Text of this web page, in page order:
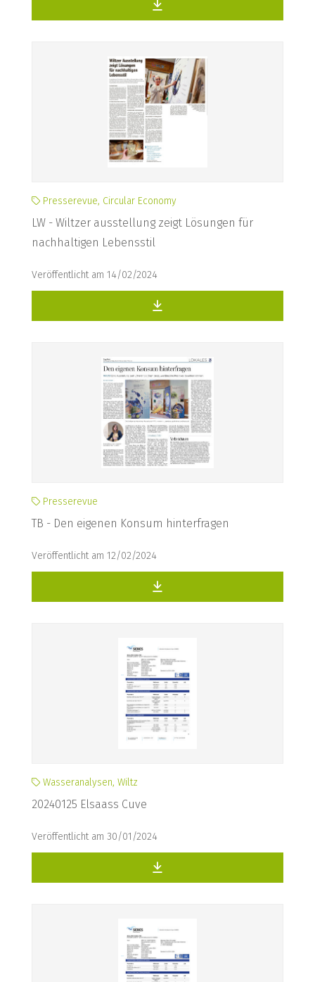
Presserevue, Circular Economy
LW - Wiltzer ausstellung zeigt Lösungen für
nachhaltigen Lebensstil
Veröffentlicht am 14/02/2024
Presserevue
TB - Den eigenen Konsum hinterfragen
Veröffentlicht am 12/02/2024
Wasseranalysen, Wiltz
20240125 Elsaass Cuve
Veröffentlicht am 30/01/2024